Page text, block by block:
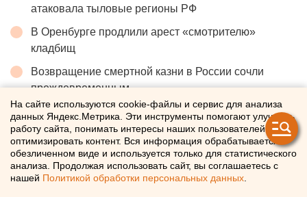
атаковала тыловые регионы РФ
В Оренбурге продлили арест «смотрителю»
кладбищ
Возвращение смертной казни в России сочли
преждевременным
Власти Екатеринбурга рассказали о борьбе с
желтой водой
Сгоревший квартал в центре Оренбурга застроят
На сайте используются cookie-файлы и сервис для анализа
данных Яндекс.Метрика. Эти инструменты помогают улучшать
работу сайта, понимать интересы наших пользователей и
оптимизировать контент. Вся информация обрабатывается в
обезличенном виде и используется только для статистического
анализа. Продолжая использовать сайт, вы соглашаетесь с
нашей Политикой обработки персональных данных